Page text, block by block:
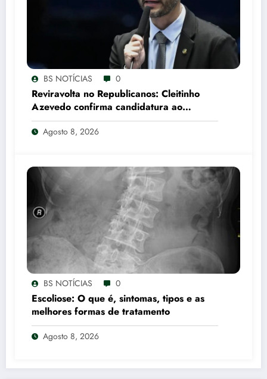
BS NOTÍCIAS 0
Reviravolta no Republicanos: Cleitinho
Azevedo confirma candidatura ao
Governo de Minas Gerais
Agosto 8, 2026
BS NOTÍCIAS 0
Escoliose: O que é, sintomas, tipos e as
melhores formas de tratamento
Agosto 8, 2026